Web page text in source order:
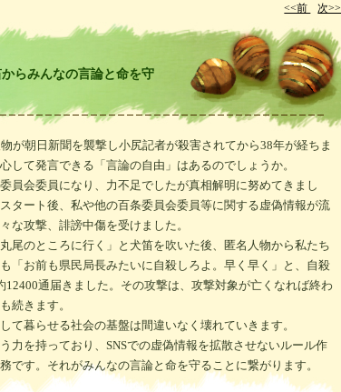
<<前 次>>
らみんなの言論と命を守
が朝日新聞を襲撃し小尻記者が殺害されてから38年が経ちま
して発言できる「言論の自由」はあるのでしょうか。
員会委員になり、力不足でしたが真相解明に努めてきまし
タート後、私や他の百条委員会委員等に関する虚偽情報が流
な攻撃、誹謗中傷を受けました。
尾のところに行く」と犬笛を吹いた後、匿名人物から私たち
「お前も県民局長みたいに自殺しろよ。早く早く」と、自殺
12400通届きました。その攻撃は、攻撃対象が亡くなれば終わ
続きます。
て暮らせる社会の基盤は間違いなく壊れていきます。
力を持っており、SNSでの虚偽情報を拡散させないルール作
です。それがみんなの言論と命を守ることに繋がります。